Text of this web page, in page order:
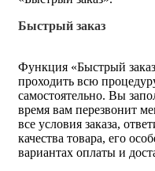
Быстрый заказ
Функция «Быстрый
проходить всю
самостоятельно. Вы
время вам перезвонит
все условия заказа,
качества товара, его
вариантах оплаты и